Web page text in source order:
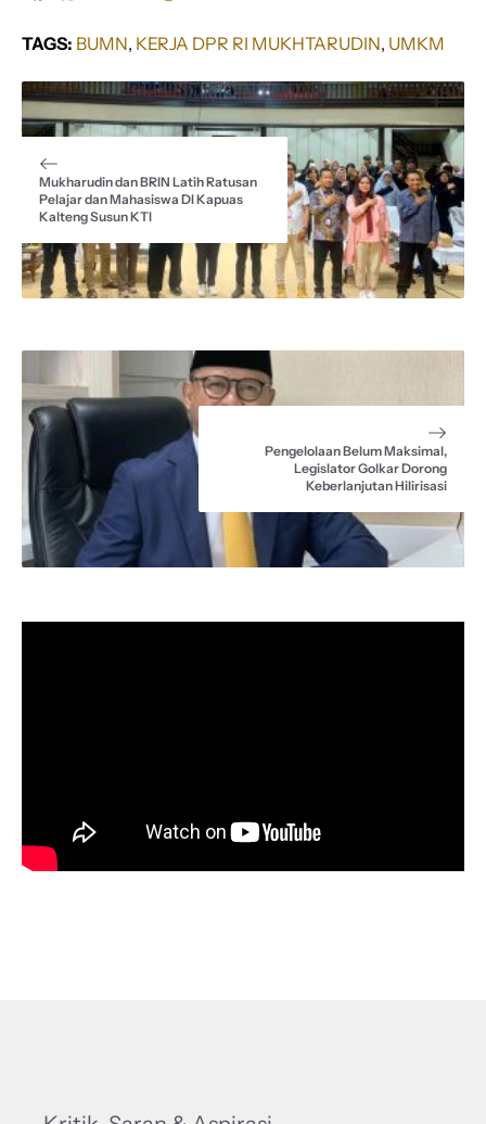
c
b
o
k
a
s
A
p
l
g
r
a
r
a
d
s
a
e
TAGS: BUMN, KERJA DPR RI MUKHTARUDIN, UMKM
Mukharudin dan BRIN Latih Ratusan
Pelajar dan Mahasiswa DI Kapuas
Kalteng Susun KTI
Pengelolaan Belum Maksimal,
Legislator Golkar Dorong
Keberlanjutan Hilirisasi